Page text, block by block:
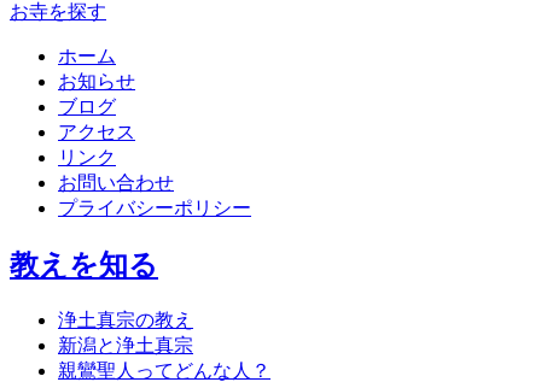
お寺を探す
ホーム
お知らせ
ブログ
アクセス
リンク
お問い合わせ
プライバシーポリシー
教えを知る
浄土真宗の教え
新潟と浄土真宗
親鸞聖人ってどんな人？